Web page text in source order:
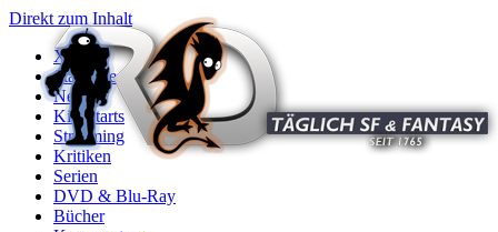
Direkt zum Inhalt
X
Startseite
News
Kinostarts
Streaming
Kritiken
Serien
DVD & Blu-Ray
Bücher